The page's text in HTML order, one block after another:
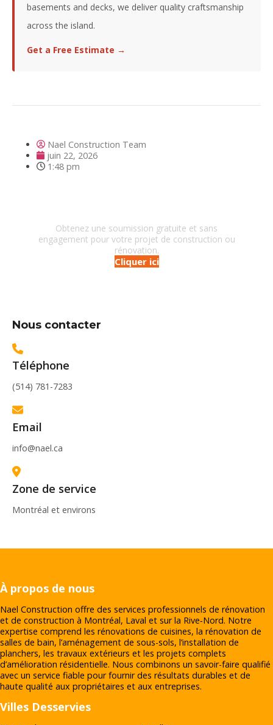
basements and decks, we deliver quality craftsmanship
across the island.
Get a Free Estimate →
Nael Construction Team
juin 22, 2026
1:48 pm
Obtenez une soumission gratuite et sans
engagement pour votre projet de construction ou
rénovation.
Cliquer ici
Nous contacter
Téléphone
(514) 781-7283
Email
info@nael.ca
Zone de service
Montréal et environs
À propos de nous
Nael Construction offre des services professionnels de rénovation
et de construction à Montréal, Laval et sur la Rive‑Nord. Notre
expertise comprend les rénovations de cuisines, la rénovation de
salles de bain, l’aménagement de sous-sols, l’installation de
planchers, les travaux extérieurs et les projets complets
d’amélioration résidentielle. Nous combinons un savoir-faire qualifié
avec un service fiable pour fournir des résultats durables et de
haute qualité aux propriétaires et aux entreprises.
Villes Desservies